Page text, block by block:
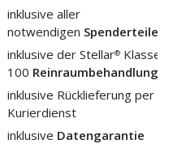
inklusive aller
notwendigen Spenderteile
inklusive der Stellar® Klasse
100 Reinraumbehandlung
inklusive Rücklieferung per
Kurierdienst
inklusive Datengarantie